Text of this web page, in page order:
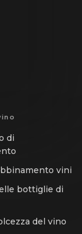
di
vini
bottiglie di
del vino